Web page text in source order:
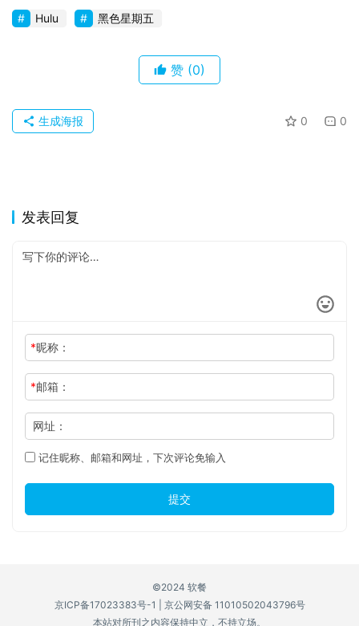
于 Hulu 黑色星期五
赞 (0)
0 0
生成海报
发表回复
*昵称：
*邮箱：
网址：
记住昵称、邮箱和网址，下次评论免输入
提交
©2024 软餐
京ICP备17023383号-1
京公网安备 11010502043796号
本站对所刊之内容保持中立，不持立场。